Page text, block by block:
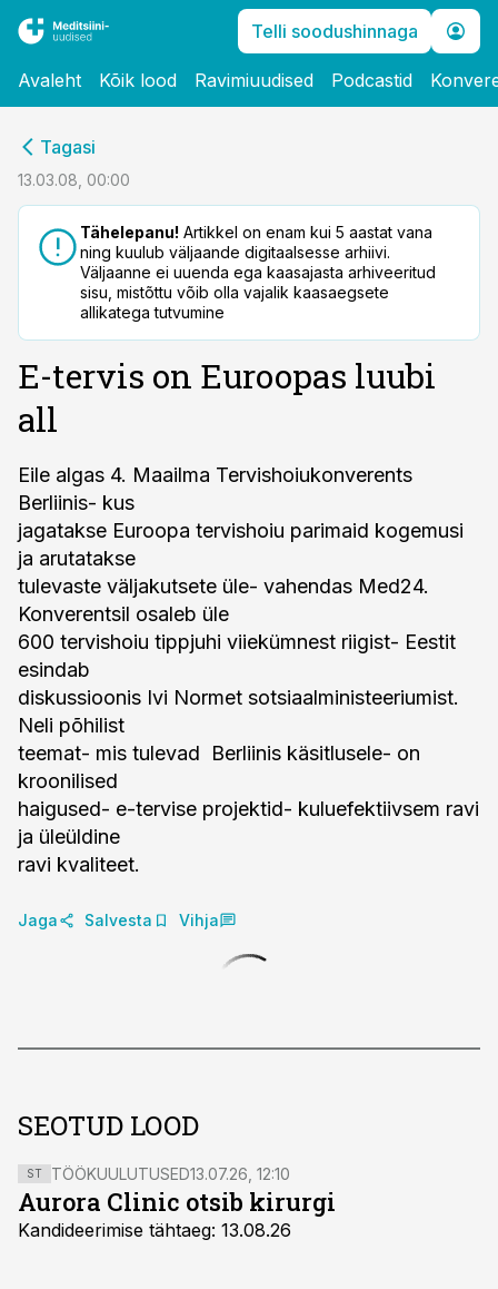
Telli soodushinnaga
Avaleht Kõik lood Ravimiuudised Podcastid
Tagasi
13.03.08, 00:00
Tähelepanu! Artikkel on enam kui 5 aastat vana
ning kuulub väljaande digitaalsesse arhiivi.
Väljaanne ei uuenda ega kaasajasta arhiveeritud
sisu, mistõttu võib olla vajalik kaasaegsete
allikatega tutvumine
E-tervis on Euroopas luubi
all
Eile algas 4. Maailma Tervishoiukonverents
Berliinis- kus
jagatakse Euroopa tervishoiu parimaid kogemusi
ja arutatakse
tulevaste väljakutsete üle- vahendas Med24.
Konverentsil osaleb üle
600 tervishoiu tippjuhi viiekümnest riigist- Eestit
esindab
diskussioonis Ivi Normet sotsiaalministeeriumist.
Neli põhilist
teemat- mis tulevad Berliinis käsitlusele- on
kroonilised
haigused- e-tervise projektid- kuluefektiivsem ravi
ja üleüldine
ravi kvaliteet.
Jaga Salvesta Vihja
SEOTUD LOOD
ST TÖÖKUULUTUSED13.07.26, 12:10
Aurora Clinic otsib kirurgi
Kandideerimise tähtaeg: 13.08.26